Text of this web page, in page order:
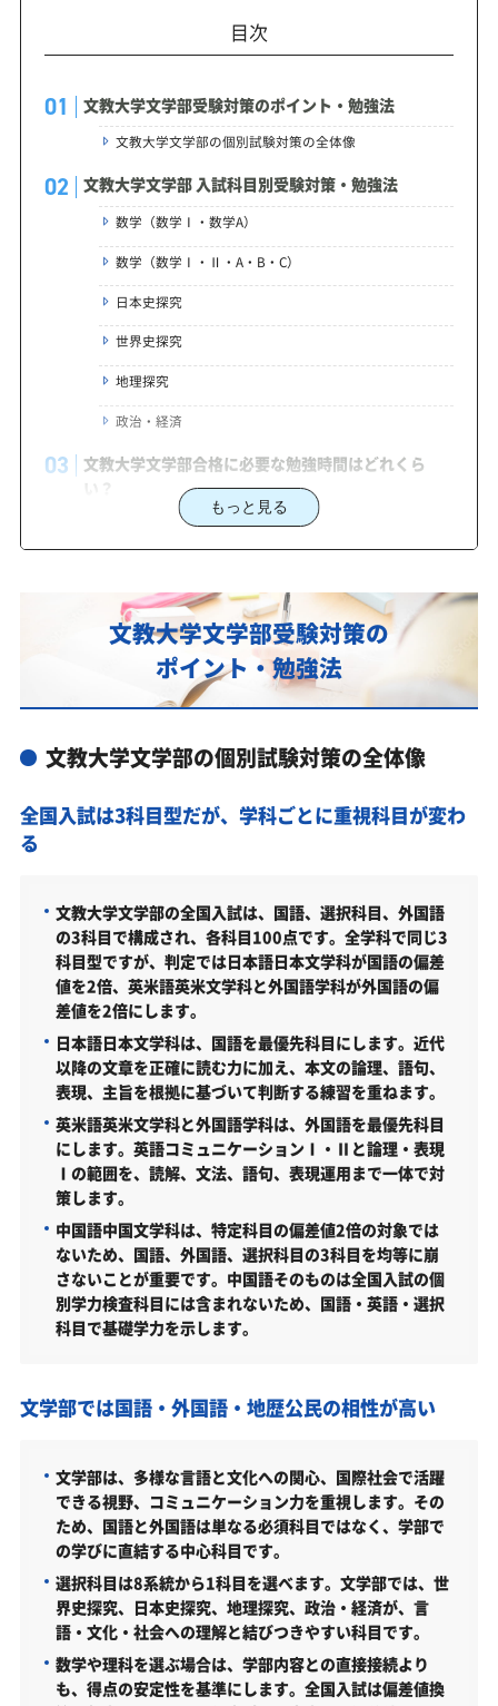
目次
文教大学文学部受験対策のポイント・勉強法
文教大学文学部の個別試験対策の全体像
文教大学文学部 入試科目別受験対策・勉強法
数学（数学Ⅰ・数学A）
数学（数学Ⅰ・Ⅱ・A・B・C）
日本史探究
世界史探究
地理探究
政治・経済
文教大学文学部合格に必要な勉強時間はどれくら
い？
文教大学文学部に合格する為の勉強法・文教大学文
学部に強くて安い予備校、専門塾をお探しなら
独学で失敗しない文教大学文学部受験勉強法
文教大学文学部受験対策で学習管理塾を選ぶなら、
じゅけラボ予備校という選択肢
2027年度（令和9年度）文教大学文学部入試に対応
文教大学文学部対策カリキュラムのポイント
あなたにピッタリ合った「文教大学文学部対策のオ
ーダーメイドカリキュラム」から得られる成果と
い
文教大学文学部の総合型選抜入試対策も万全
文教大学文学部総合型選抜入試の主な対策内容
文教大学文学部の入試日程
文教大学文学部の入試日程
文教大学文学部の受験情報
文教大学文学部の入試方式
総合型選抜 課題遂行型（共通／2027年度）
総合型選抜 プレゼンテーション型（共通／2027年度）
総合型選抜 資格優先型（共通／2027年度）
総合型選抜 適性評価型（共通／2027年度）
全国入試（共通／2026年度）
文理2教科入試（共通／2026年度）
Ａ日程入試（共通／2026年度）
Ｂ日程入試（共通／2026年度）
Ｃ日程入試（共通／2026年度）
大学入学共通テスト利用入試1期（共通／2026年度）
もっと見る
文教大学文学部受験対策の
ポイント・勉強法
文教大学文学部の個別試験対策の全体像
全国入試は3科目型だが、学科ごとに重視科目が変わ
る
文教大学文学部の全国入試は、国語、選択科目、外国語
の3科目で構成され、各科目100点です。全学科で同じ3
科目型ですが、判定では日本語日本文学科が国語の偏差
値を2倍、英米語英米文学科と外国語学科が外国語の偏
差値を2倍にします。
日本語日本文学科は、国語を最優先科目にします。近代
以降の文章を正確に読む力に加え、本文の論理、語句、
表現、主旨を根拠に基づいて判断する練習を重ねます。
英米語英米文学科と外国語学科は、外国語を最優先科目
にします。英語コミュニケーションⅠ・Ⅱと論理・表現
Ⅰの範囲を、読解、文法、語句、表現運用まで一体で対
策します。
中国語中国文学科は、特定科目の偏差値2倍の対象では
ないため、国語、外国語、選択科目の3科目を均等に崩
さないことが重要です。中国語そのものは全国入試の個
別学力検査科目には含まれないため、国語・英語・選択
科目で基礎学力を示します。
文学部では国語・外国語・地歴公民の相性が高い
文学部は、多様な言語と文化への関心、国際社会で活躍
できる視野、コミュニケーション力を重視します。その
ため、国語と外国語は単なる必須科目ではなく、学部で
の学びに直結する中心科目です。
選択科目は8系統から1科目を選べます。文学部では、世
界史探究、日本史探究、地理探究、政治・経済が、言
語・文化・社会への理解と結びつきやすい科目です。
数学や理科を選ぶ場合は、学部内容との直接接続より
も、得点の安定性を基準にします。全国入試は偏差値換